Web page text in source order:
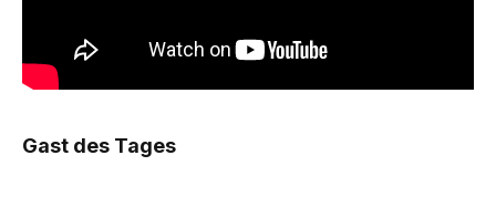
Gast des Tages